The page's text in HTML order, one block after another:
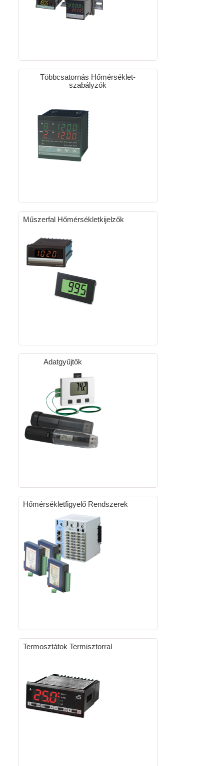
Többcsatornás Hőmérséklet-
szabályzók
Műszerfal Hőmérsékletkijelzők
Adatgyűjtők
Hőmérsékletfigyelő Rendszerek
Termosztátok Termisztorral